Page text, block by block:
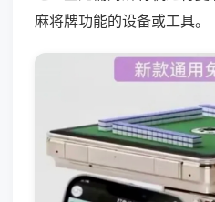
麻将牌功能的设备或工具。